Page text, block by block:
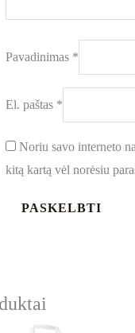
Pavadinimas *
El. paštas *
Noriu savo interneto
kitą kartą vėl norėsiu